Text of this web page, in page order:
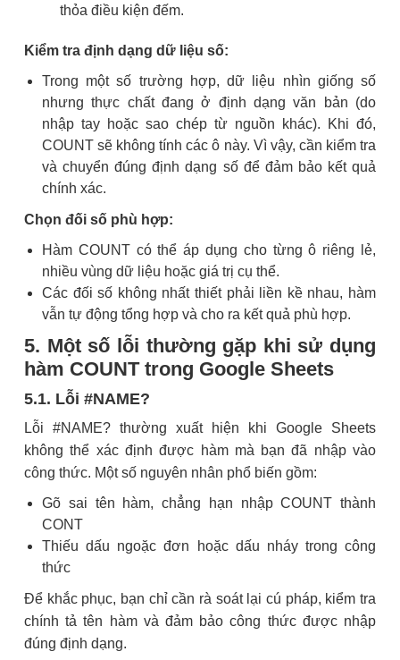
thỏa điều kiện đếm.
Kiểm tra định dạng dữ liệu số:
Trong một số trường hợp, dữ liệu nhìn giống số
nhưng thực chất đang ở định dạng văn bản (do
nhập tay hoặc sao chép từ nguồn khác). Khi đó,
COUNT sẽ không tính các ô này. Vì vậy, cần kiểm tra
và chuyển đúng định dạng số để đảm bảo kết quả
chính xác.
Chọn đối số phù hợp:
Hàm COUNT có thể áp dụng cho từng ô riêng lẻ,
nhiều vùng dữ liệu hoặc giá trị cụ thể.
Các đối số không nhất thiết phải liền kề nhau, hàm
vẫn tự động tổng hợp và cho ra kết quả phù hợp.
5. Một số lỗi thường gặp khi sử dụng
hàm COUNT trong Google Sheets
5.1. Lỗi #NAME?
Lỗi #NAME? thường xuất hiện khi Google Sheets
không thể xác định được hàm mà bạn đã nhập vào
công thức. Một số nguyên nhân phổ biến gồm:
Gõ sai tên hàm, chẳng hạn nhập COUNT thành
CONT
Thiếu dấu ngoặc đơn hoặc dấu nháy trong công
thức
Để khắc phục, bạn chỉ cần rà soát lại cú pháp, kiểm tra
chính tả tên hàm và đảm bảo công thức được nhập
đúng định dạng.